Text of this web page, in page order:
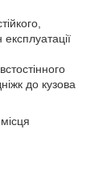
до кузова